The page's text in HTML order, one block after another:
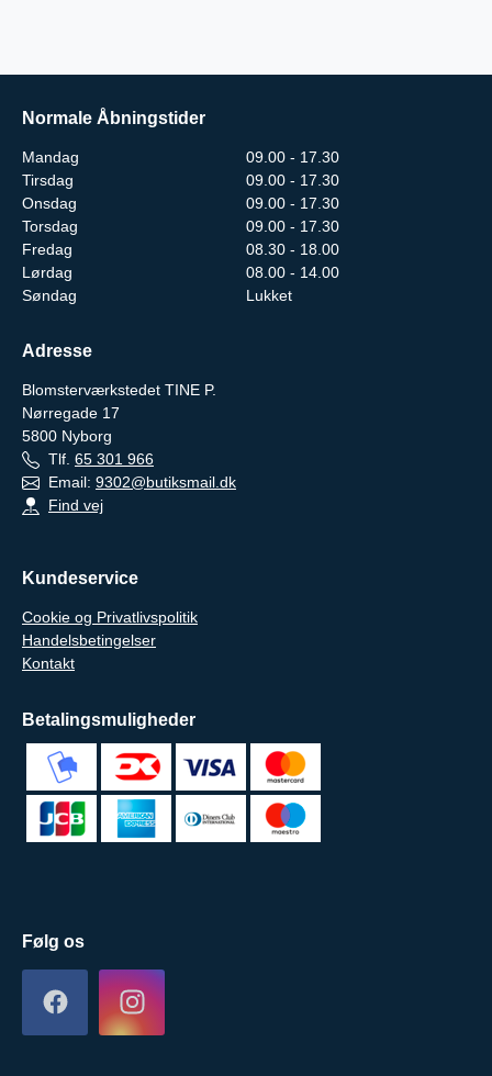
Normale Åbningstider
Mandag
09.00 - 17.30
Tirsdag
09.00 - 17.30
Onsdag
09.00 - 17.30
Torsdag
09.00 - 17.30
Fredag
08.30 - 18.00
Lørdag
08.00 - 14.00
Søndag
Lukket
Adresse
Blomsterværkstedet TINE P.
Nørregade 17
5800 Nyborg
Tlf. 65 301 966
Email: 9302@butiksmail.dk
Find vej
Kundeservice
Cookie og Privatlivspolitik
Handelsbetingelser
Kontakt
Betalingsmuligheder
Følg os